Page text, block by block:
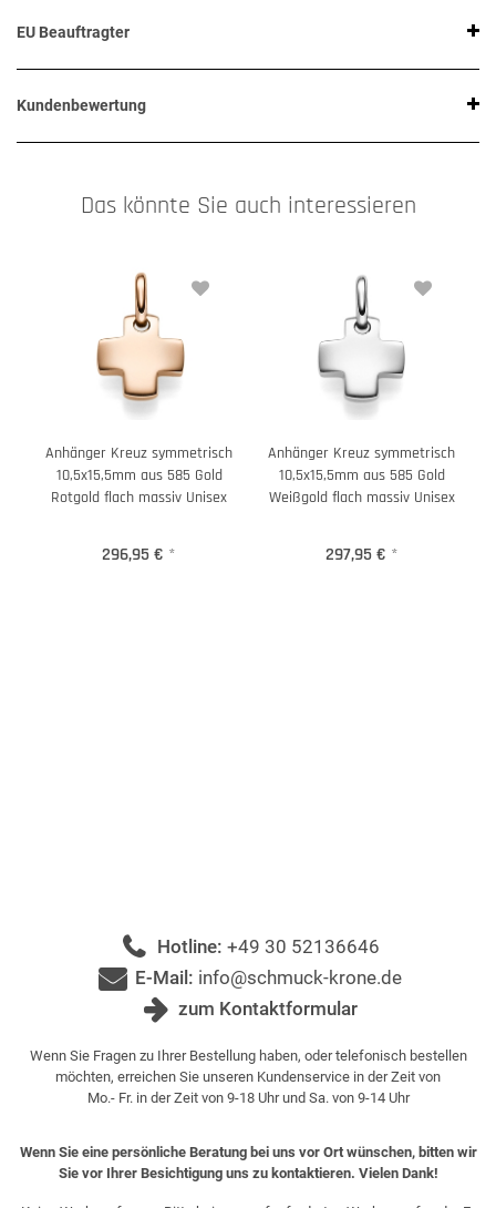
EU Beauftragter
Kundenbewertung
Das könnte Sie auch interessieren
Anhänger Kreuz symmetrisch
10,5x15,5mm aus 585 Gold
Rotgold flach massiv Unisex
296,95 € *
Anhänger Kreuz symmetrisch
10,5x15,5mm aus 585 Gold
Weißgold flach massiv Unisex
297,95 € *
Hotline: +49 30 52136646
E-Mail: info@schmuck-krone.de
zum Kontaktformular
Wenn Sie Fragen zu Ihrer Bestellung haben, oder telefonisch bestellen
möchten, erreichen Sie unseren Kundenservice in der Zeit von
Mo.- Fr. in der Zeit von 9-18 Uhr und Sa. von 9-14 Uhr
Wenn Sie eine persönliche Beratung bei uns vor Ort wünschen, bitten wir
Sie vor Ihrer Besichtigung uns zu kontaktieren. Vielen Dank!